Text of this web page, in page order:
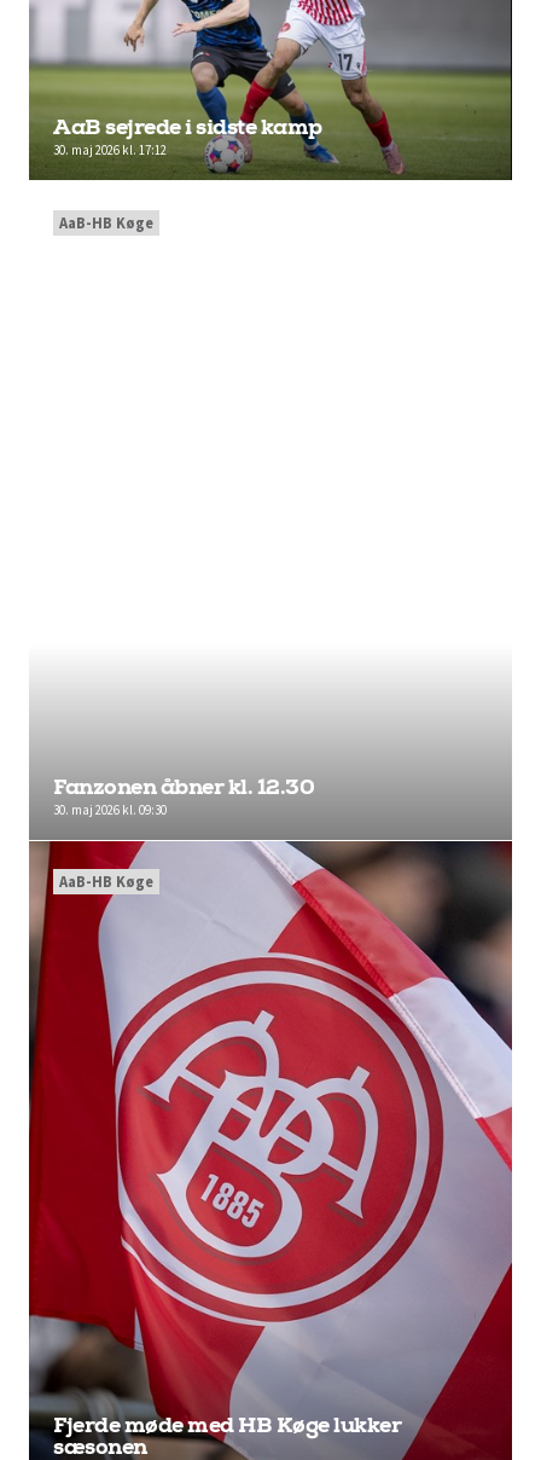
AaB sejrede i sidste kamp
30. maj 2026 kl. 17:12
Fanzonen åbner kl. 12.30
30. maj 2026 kl. 09:30
AaB-HB Køge
Fjerde møde med HB Køge lukker
sæsonen
AaB-HB Køge